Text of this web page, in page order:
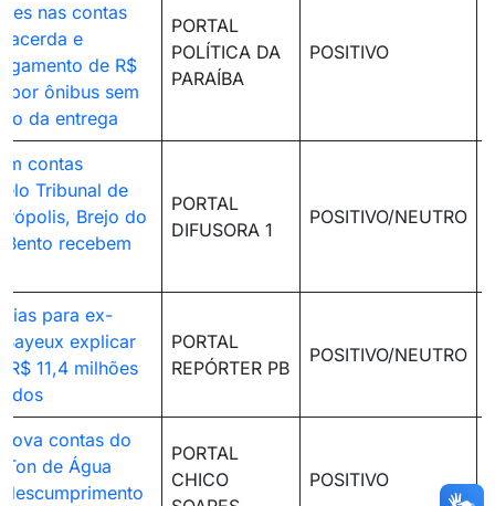
nas contas
e
de R$
por ônibus sem
da entrega
PORTAL
POLÍTICA DA
PARAÍBA
POSITIVO
contas
Tribunal de
Brejo do
recebem
PORTAL
DIFUSORA 1
POSITIVO/NEUTRO
para ex-
explicar
11,4 milhões
PORTAL
REPÓRTER PB
POSITIVO/NEUTRO
contas do
de Água
PORTAL
CHICO
POSITIVO